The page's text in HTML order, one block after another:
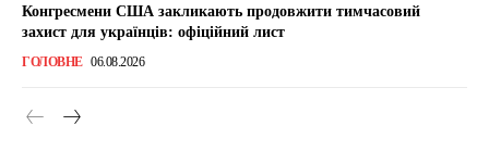
Конгресмени США закликають продовжити тимчасовий
захист для українців: офіційний лист
ГОЛОВНЕ 06.08.2026